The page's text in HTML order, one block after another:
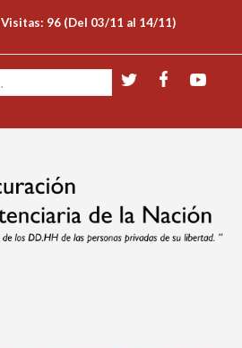
Visitas: 96 (Del 03/11 al 14/11)